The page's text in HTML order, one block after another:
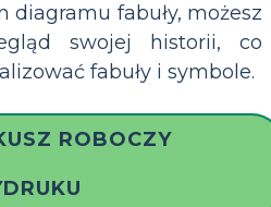
diagramu fabuły, możesz
swojej historii, co
fabuły i symbole.
ROBOCZY